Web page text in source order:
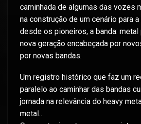
caminhada de algumas das vozes
na construção de um cenário para
desde os pioneiros, a banda:
nova geração encabeçada por
por novas bandas.
Um registro histórico que faz um
paralelo ao caminhar das bandas
jornada na relevância do heavy
metal…